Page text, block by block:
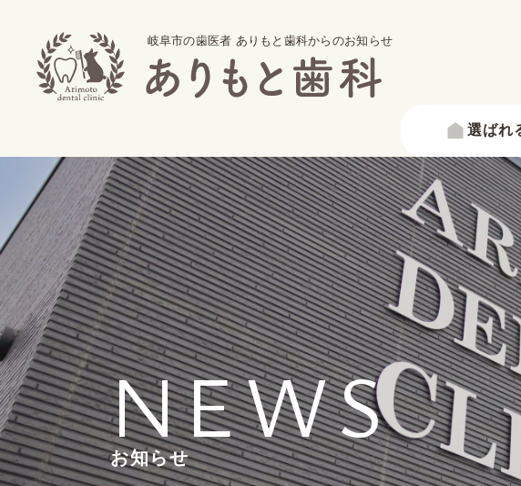
岐阜市の歯医者 ありもと歯科からのお知らせ
選ばれ
NEWS
お知らせ